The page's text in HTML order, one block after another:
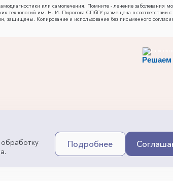
или самолечения. Помните - лечение заболевания
технологий им. Н. И. Пирогова СПбГУ размещена в соответствии
Копирование и использование без письменного
Решаем
Подробнее